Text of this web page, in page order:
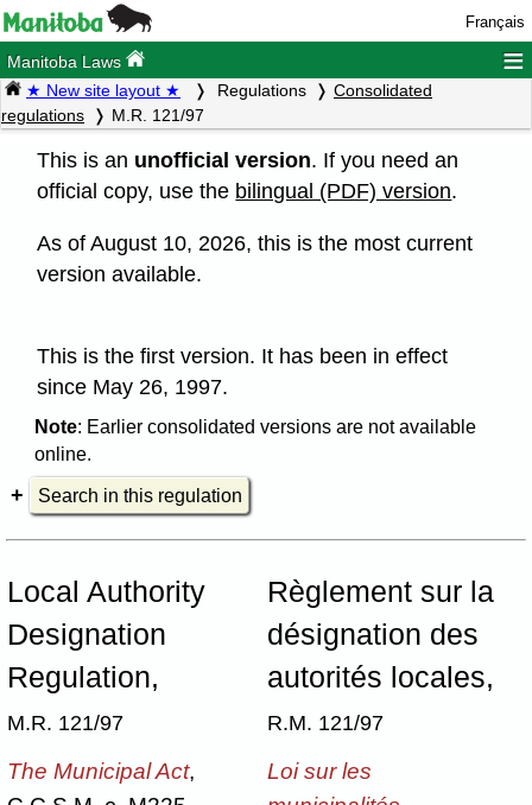
Français
Manitoba Laws ≡
★ New site layout ★ Regulations
Consolidated
regulations
M.R. 121/97
This is an unofficial version. If you need an
official copy, use the bilingual (PDF) version.
As of August 10, 2026, this is the most current
version available.
This is the first version. It has been in effect
since May 26, 1997.
Note: Earlier consolidated versions are not available
online.
Search in this regulation
Local Authority
Designation
Regulation,
M.R. 121/97
Règlement sur la
désignation des
autorités locales,
R.M. 121/97
The Municipal Act,
Loi sur les